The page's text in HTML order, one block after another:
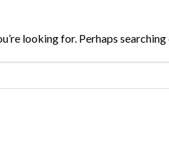
looking for. Perhaps searching